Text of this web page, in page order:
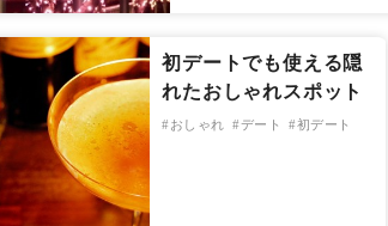
初デートでも使える隠
れたおしゃれスポット
おしゃれ デート 初デート